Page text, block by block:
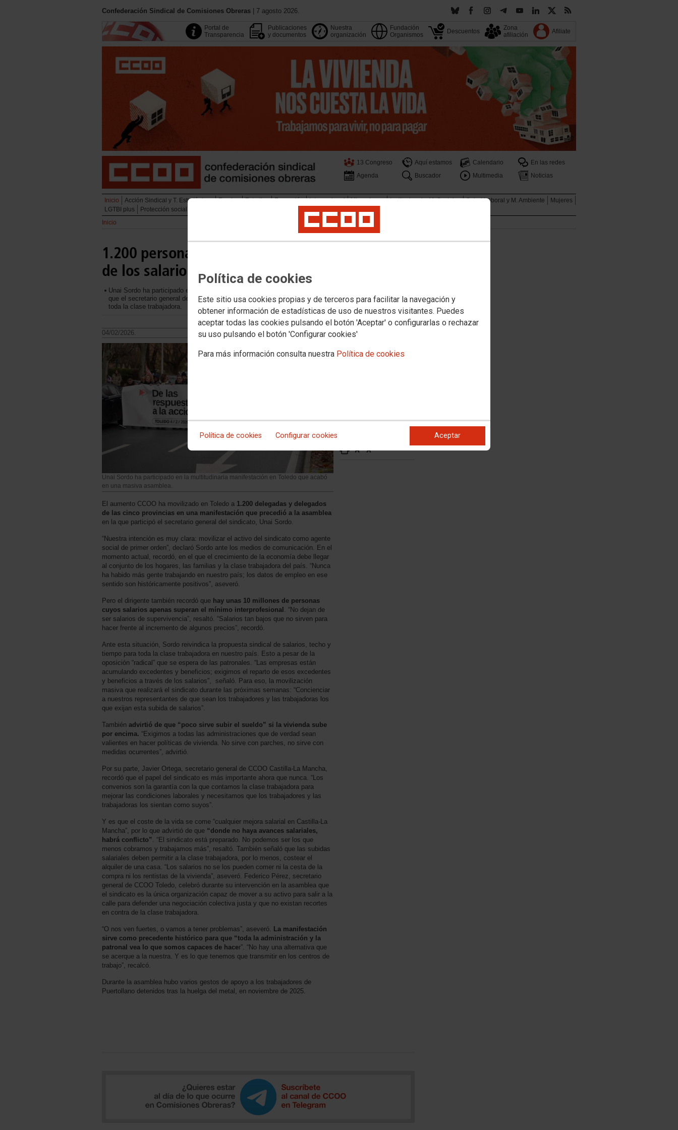
Política de cookies
Este sitio usa cookies propias y de terceros para facilitar la navegación y
obtener información de estadísticas de uso de nuestros visitantes. Puedes
aceptar todas las cookies pulsando el botón 'Aceptar' o configurarlas o rechazar
su uso pulsando el botón 'Configurar cookies'
Para más información consulta nuestra Política de cookies
Política de cookies Configurar cookies Aceptar
Confederación Sindical de Comisiones Obreras | 7 agosto 2026.
Portal de
Transparencia
Publicaciones
y documentos
Nuestra
organización
Fundación
Organismos
Descuentos
Zona
afiliación
Afiliate
13 Congreso Aquí estamos Calendario
En las redes
Agenda
Buscador Multimedia Noticias
Inicio Acción Sindical y T. Estratégicas Empleo Estudios Formación Internacional Migraciones Institucional y M. Sociales Salud Laboral y M. Ambiente
Mujeres
LGTBI plus
Protección social
Inicio
1.200 personas marchan en Toledo por la mejora
de los salarios convocadas por CCOO
Unai Sordo ha participado en la multitudinaria manifestación que acabó en una masiva asamblea, en la
que el secretario general del sindicato reivindicó la propuesta sindical de salarios, techo y tiempo para
toda la clase trabajadora.
04/02/2026.
Unai Sordo ha participado en la multitudinaria manifestación en Toledo que acabó
en una masiva asamblea.
El aumento CCOO ha movilizado en Toledo a 1.200 delegadas y delegados
de las cinco provincias en una manifestación que precedió a la asamblea
en la que participó el secretario general del sindicato, Unai Sordo.
“Nuestra intención es muy clara: movilizar el activo del sindicato como agente
social de primer orden”, declaró Sordo ante los medios de comunicación. En el
momento actual, recordó, en el que el crecimiento de la economía debe llegar
al conjunto de los hogares, las familias y la clase trabajadora del país. “Nunca
ha habido más gente trabajando en nuestro país; los datos de empleo en ese
sentido son históricamente positivos”, aseveró.
Pero el dirigente también recordó que hay unas 10 millones de personas
cuyos salarios apenas superan el mínimo interprofesional . “No dejan de
ser salarios de supervivencia”, resaltó. “Salarios tan bajos que no sirven para
hacer frente al incremento de algunos precios”, recordó.
Ante esta situación, Sordo reivindica la propuesta sindical de salarios, techo y
tiempo para toda la clase trabajadora en nuestro país. Esto a pesar de la
oposición “radical” que se espera de las patronales. “Las empresas están
acumulando excedentes y beneficios; exigimos el reparto de esos excedentes
y beneficios a través de los salarios”, señaló. Para eso, la movilización
masiva que realizará el sindicato durante las próximas semanas: “Concienciar
a nuestros representantes de que sean los trabajadores y las trabajadoras los
que exijan esta subida de salarios”.
También advirtió de que “poco sirve subir el sueldo” si la vivienda sube
por encima. “Exigimos a todas las administraciones que de verdad sean
valientes en hacer políticas de vivienda. No sirve con parches, no sirve con
medidas ocurrentes”, advirtió.
Por su parte, Javier Ortega, secretario general de CCOO Castilla-La Mancha,
recordó que el papel del sindicato es más importante ahora que nunca. “Los
convenios son la garantía con la que contamos la clase trabajadora para
mejorar las condiciones laborales y necesitamos que los trabajadores y las
trabajadoras los sientan como suyos”.
Y es que el coste de la vida se come “cualquier mejora salarial en Castilla-La
Mancha”, por lo que advirtió de que “donde no haya avances salariales,
habrá conflicto” . “El sindicato está preparado. No podemos ser los que
menos cobramos y trabajamos más”, resaltó. También señaló que las subidas
salariales deben permitir a la clase trabajadora, por lo menos, costear el
alquiler de una casa. “Los salarios no se los pueden comer ni la cesta de la
compra ni los rentistas de la vivienda”, aseveró. Federico Pérez, secretario
general de CCOO Toledo, celebró durante su intervención en la asamblea que
el sindicato es la única organización capaz de mover a su activo para salir a la
calle para defender una negociación colectiva justa y que no existan recortes
en contra de la clase trabajadora.
“O nos ven fuertes, o vamos a tener problemas”, aseveró. La manifestación
sirve como precedente histórico para que “toda la administración y la
patronal vea lo que somos capaces de hacer”. “No hay una alternativa que
se acerque a la nuestra. Y es lo que tenemos que transmitir en los centros de
trabajo”, recalcó.
Durante la asamblea hubo varios gestos de apoyo a los trabajadores de
Puertollano detenidos tras la huelga del metal, en noviembre de 2025.